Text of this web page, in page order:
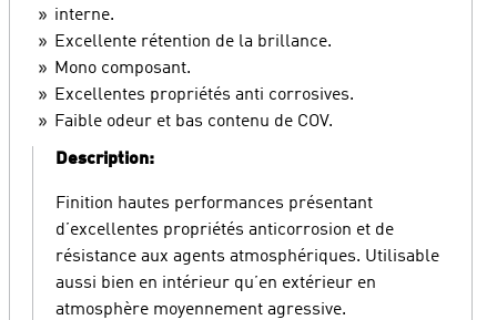
interne.
Excellente rétention de la brillance.
Mono composant.
Excellentes propriétés anti corrosives.
Faible odeur et bas contenu de COV.
Description:
Finition hautes performances présentant
d’excellentes propriétés anticorrosion et de
résistance aux agents atmosphériques. Utilisable
aussi bien en intérieur qu’en extérieur en
atmosphère moyennement agressive.